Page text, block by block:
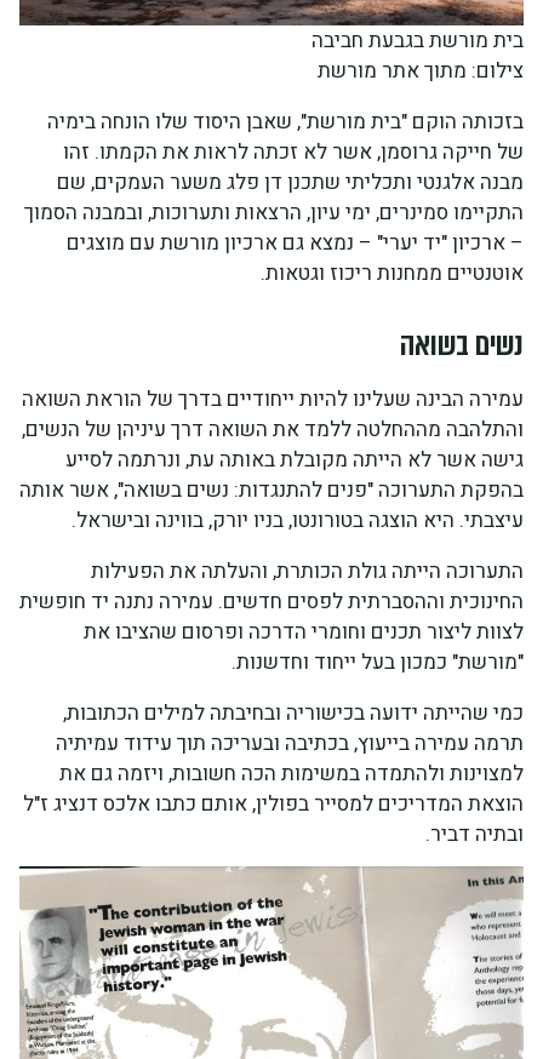
בית מורשת בגבעת חביבה
צילום: מתוך אתר מורשת
בזכותה הוקם "בית מורשת", שאבן היסוד שלו הונחה בימיה
של חייקה גרוסמן, אשר לא זכתה לראות את הקמתו. זהו
מבנה אלגנטי ותכליתי שתכנן דן פלג משער העמקים, שם
התקיימו סמינרים, ימי עיון, הרצאות ותערוכות, ובמבנה הסמוך
– ארכיון "יד יערי" – נמצא גם ארכיון מורשת עם מוצגים
אוטנטיים ממחנות ריכוז וגטאות.
נשים בשואה
עמירה הבינה שעלינו להיות ייחודיים בדרך של הוראת השואה
והתלהבה מההחלטה ללמד את השואה דרך עיניהן של הנשים,
גישה אשר לא הייתה מקובלת באותה עת, ונרתמה לסייע
בהפקת התערוכה "פנים להתנגדות: נשים בשואה", אשר אותה
עיצבתי. היא הוצגה בטורונטו, בניו יורק, בווינה ובישראל.
התערוכה הייתה גולת הכותרת, והעלתה את הפעילות
החינוכית וההסברתית לפסים חדשים. עמירה נתנה יד חופשית
לצוות ליצור תכנים וחומרי הדרכה ופרסום שהציבו את
"מורשת" כמכון בעל ייחוד וחדשנות.
כמי שהייתה ידועה בכישוריה ובחיבתה למילים הכתובות,
תרמה עמירה בייעוץ, בכתיבה ובעריכה תוך עידוד עמיתיה
למצוינות ולהתמדה במשימות הכה חשובות, ויזמה גם את
הוצאת המדריכים למסייר בפולין, אותם כתבו אלכס דנציג ז"ל
ובתיה דביר.